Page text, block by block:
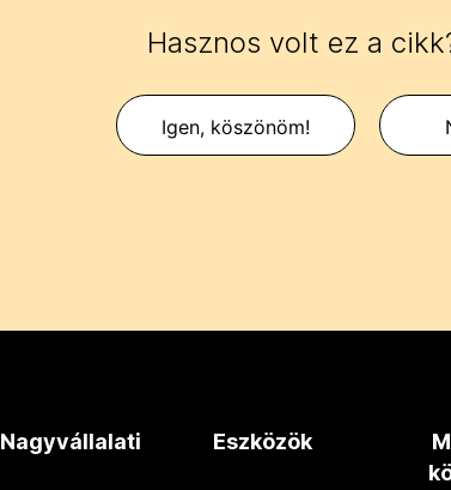
Hasznos volt ez a
Igen, köszönöm!
Nagyvállalati Eszközök